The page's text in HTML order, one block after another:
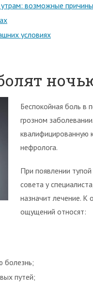
возможные
условиях
Беспокойная боль в
грозном
квалифицированную
нефролога.
При появлении
совета у
назначит лечение. К
ощущений относят:
болезнь;
путей;